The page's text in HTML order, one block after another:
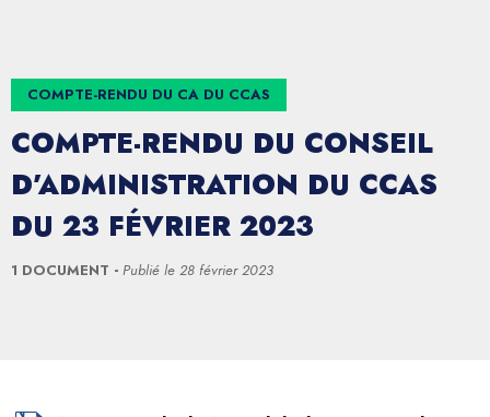
COMPTE-RENDU DU CA DU CCAS
COMPTE-RENDU DU CONSEIL
D’ADMINISTRATION DU CCAS
DU 23 FÉVRIER 2023
1 DOCUMENT Publié le 28 février 2023